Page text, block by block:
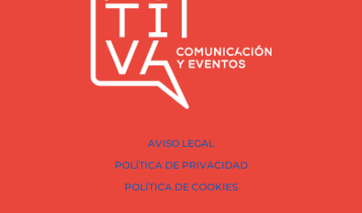
AVISO LEGAL
POLÍTICA DE PRIVACIDAD
POLÍTICA DE COOKIES